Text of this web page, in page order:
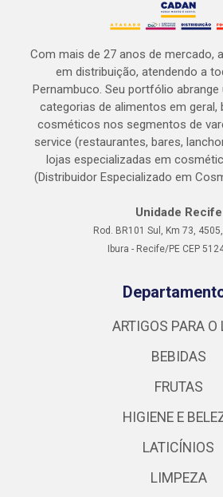
Com mais de 27 anos de mercado,
em distribuição, atendendo a
Pernambuco. Seu portfólio abrange
categorias de alimentos em geral,
cosméticos nos segmentos de
service (restaurantes, bares,
lojas especializadas em
(Distribuidor Especializado em
Unidade Recife
Rod. BR101 Sul, Km 73,
Ibura - Recife/PE CEP
ARTIGOS PARA O
BEBIDAS
FRUTAS
HIGIENE E
LATICÍNIOS
LIMPEZA